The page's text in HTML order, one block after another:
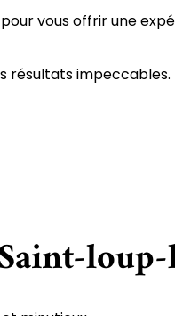
vous offrir une
résultats impeccables.